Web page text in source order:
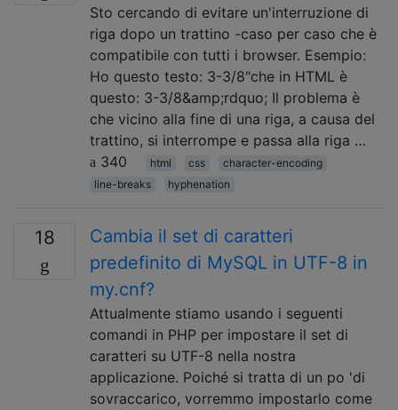
Sto cercando di evitare un'interruzione di
riga dopo un trattino -caso per caso che è
compatibile con tutti i browser. Esempio:
Ho questo testo: 3-3/8"che in HTML è
questo: 3-3/8&amp;rdquo; Il problema è
che vicino alla fine di una riga, a causa del
trattino, si interrompe e passa alla riga …
340
html css
character-encoding
line-breaks
hyphenation
18
Cambia il set di caratteri
predefinito di MySQL in UTF-8 in
my.cnf?
Attualmente stiamo usando i seguenti
comandi in PHP per impostare il set di
caratteri su UTF-8 nella nostra
applicazione. Poiché si tratta di un po 'di
sovraccarico, vorremmo impostarlo come